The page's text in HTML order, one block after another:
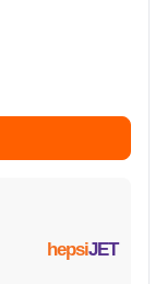
hepsiJET